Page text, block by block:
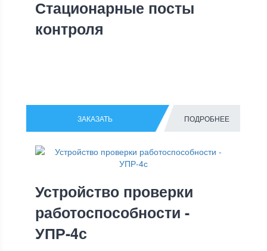
Стационарные посты
контроля
ЗАКАЗАТЬ ПОДРОБНЕЕ
Устройство проверки
работоспособности -
УПР-4с